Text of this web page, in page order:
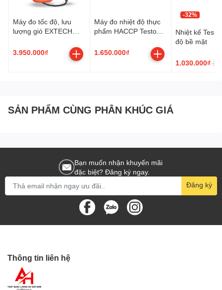
Thông số kỹ thuật Máy đo tốc độ gió
LUTRON
- Màn hình:
- Kích thước: 51 mm x 37 mm
- Chức năng đo lường:
Máy đo tốc độ, lưu
lượng gió EXTECH
VN
3.950.000₫
Máy đo nhiệt độ thực
phẩm HACCP Testo
1.650.000₫
-32%
Nhiệt kế
độ bề mặt
1.030.000₫
SẢN PHẨM CÙNG PHÂN KHÚC GIÁ
Bạn muốn nhận khuyến mãi
đặc biệt? Đăng ký ngay.
Đăng ký
Thông tin liên hệ